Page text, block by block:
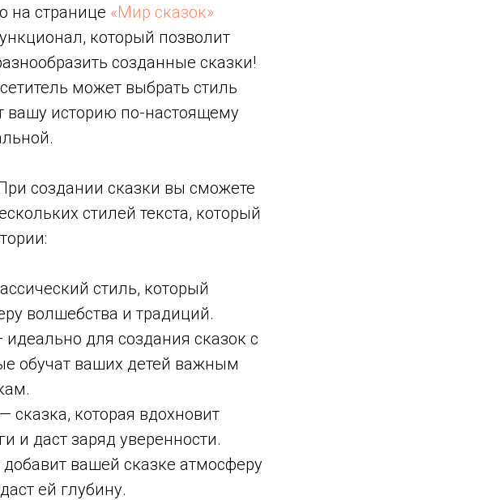
на странице «Мир сказок»
который позволит
созданные сказки!
может выбрать стиль
вашу историю по-настоящему
создании сказки вы сможете
стилей текста, который
стиль, который
волшебства и традиций.
идеально для создания сказок с
обучат ваших детей важным
— сказка, которая вдохновит
и даст заряд уверенности.
вашей сказке атмосферу
ей глубину.